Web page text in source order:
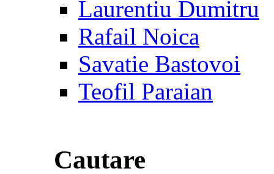
Laurentiu Dumitru
Rafail Noica
Savatie Bastovoi
Teofil Paraian
Cautare